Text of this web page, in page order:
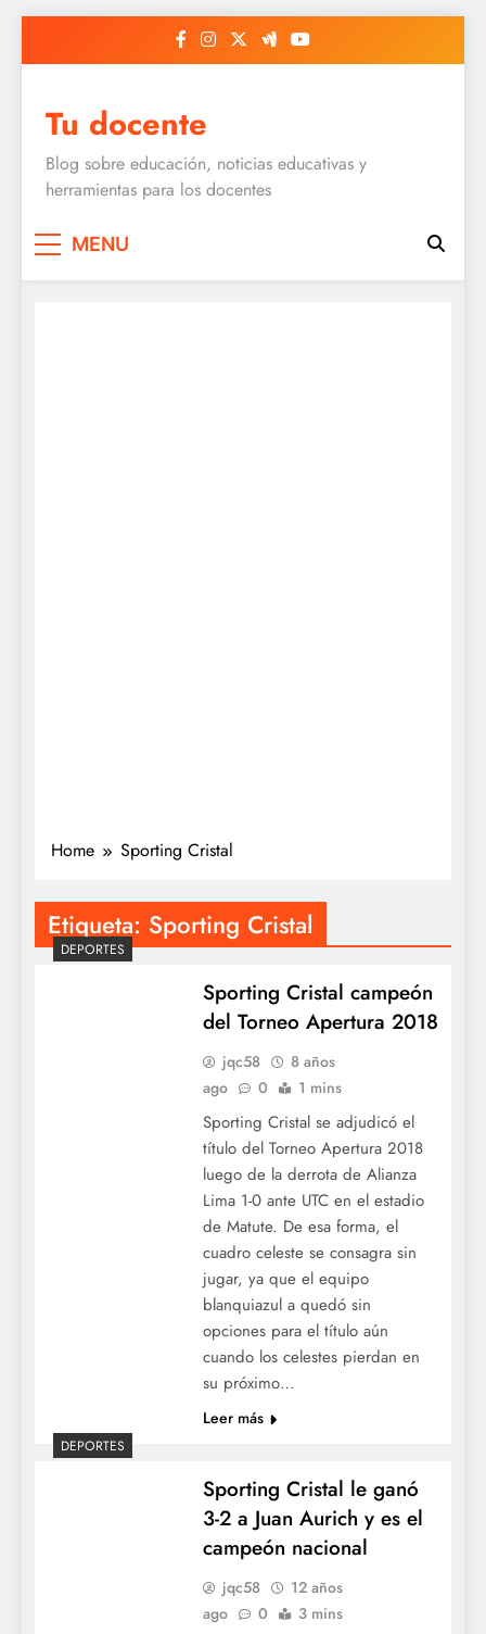
Tu docente
Blog sobre educación, noticias educativas y
herramientas para los docentes
MENU
Home Sporting Cristal
Etiqueta: Sporting Cristal
DEPORTES
Sporting Cristal campeón
del Torneo Apertura 2018
jqc58
8 años
ago
0 1 mins
Sporting Cristal se adjudicó el
título del Torneo Apertura 2018
luego de la derrota de Alianza
Lima 1-0 ante UTC en el estadio
de Matute. De esa forma, el
cuadro celeste se consagra sin
jugar, ya que el equipo
blanquiazul a quedó sin
opciones para el título aún
cuando los celestes pierdan en
su próximo…
Leer más
DEPORTES
Sporting Cristal le ganó
3-2 a Juan Aurich y es el
campeón nacional
jqc58
12 años
ago
0 3 mins